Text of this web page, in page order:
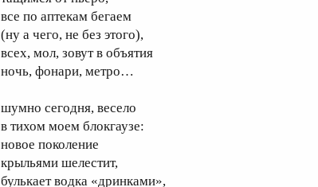
все по аптекам бегаем
(ну а чего, не без этого),
всех, мол, зовут в объятия
ночь, фонари, метро…
шумно сегодня, весело
в тихом моем блокгаузе:
новое поколение
крыльями шелестит,
булькает водка «дринками»,